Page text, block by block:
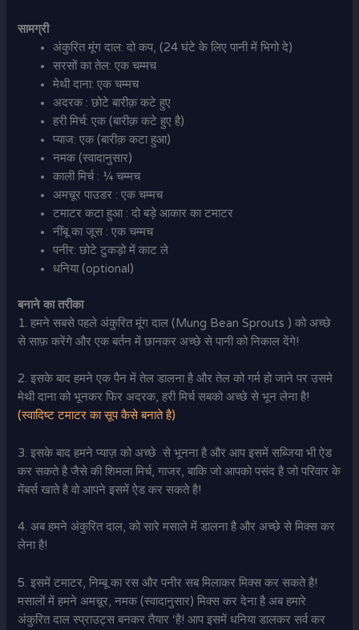
सामग्री
अंकुरित मूंग दाल: दो कप, (24 घंटे के लिए पानी में भिगो दे)
सरसों का तेल: एक चम्मच
मेथी दाना: एक चम्मच
अदरक : छोटे बारीक़ कटे हुए
हरी मिर्च: एक (बारीक़ कटे हुए है)
प्याज: एक (बारीक़ कटा हुआ)
नमक (स्वादानुसार)
काली मिर्च : ¼ चम्मच
अमचूर पाउडर : एक चम्मच
टमाटर कटा हुआ : दो बड़े आकार का टमाटर
नींबू का जूस : एक चम्मच
पनीर: छोटे टुकड़ो में काट ले
धनिया (optional)
बनाने का तरीका
1. हमने सबसे पहले अंकुरित मूंग दाल (Mung Bean Sprouts ) को अच्छे
से साफ़ करेंगे और एक बर्तन में छानकर अच्छे से पानी को निकाल देंगे!
2. इसके बाद हमने एक पैन में तेल डालना है और तेल को गर्म हो जाने पर उसमे
मेथी दाना को भूनकर फिर अदरक, हरी मिर्च सबको अच्छे से भून लेना है!
(स्वादिष्ट टमाटर का सूप कैसे बनाते है)
3. इसके बाद हमने प्याज़ को अच्छे से भूनना है और आप इसमें सब्जिया भी ऐड
कर सकते है जैसे की शिमला मिर्च, गाजर, बाकि जो आपको पसंद है जो परिवार के
मेंबर्स खाते है वो आपने इसमें ऐड कर सकते है!
4. अब हमने अंकुरित दाल, को सारे मसाले में डालना है और अच्छे से मिक्स कर
लेना है!
5. इसमें टमाटर, निम्बू का रस और पनीर सब मिलाकर मिक्स कर सकते है!
मसालों में हमने अमचूर, नमक (स्वादानुसार) मिक्स कर देना है अब हमारे
अंकुरित दाल स्प्राउट्स बनकर तैयार ‘है! आप इसमें धनिया डालकर सर्व कर